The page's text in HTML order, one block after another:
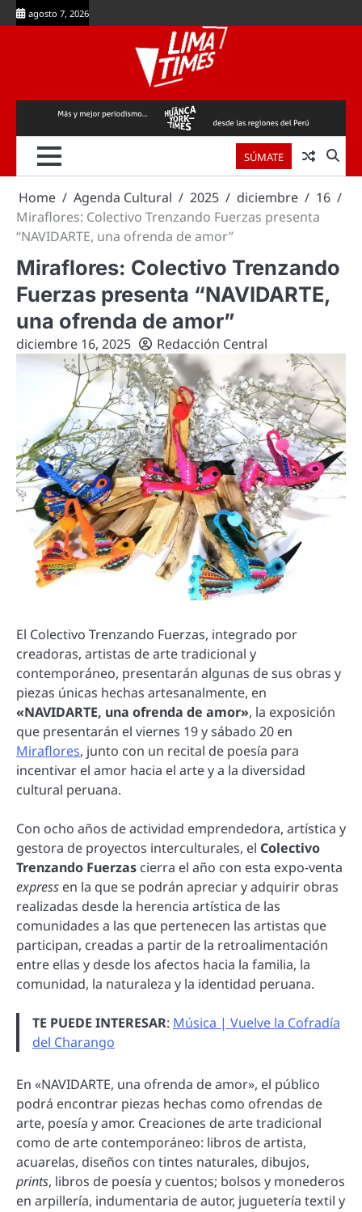
Skip
to
agosto 7, 2026
SÚMATE
Home Agenda Cultural 2025 diciembre
16
Miraflores: Colectivo Trenzando Fuerzas presenta
“NAVIDARTE, una ofrenda de amor”
Miraflores: Colectivo Trenzando
Fuerzas presenta “NAVIDARTE,
una ofrenda de amor”
diciembre 16, 2025 Redacción Central
El Colectivo Trenzando Fuerzas, integrado por
creadoras, artistas de arte tradicional y
contemporáneo, presentarán algunas de sus obras y
piezas únicas hechas artesanalmente, en
«NAVIDARTE, una ofrenda de amor», la exposición
que presentarán el viernes 19 y sábado 20 en
Miraflores, junto con un recital de poesía para
incentivar el amor hacia el arte y a la diversidad
cultural peruana.
Con ocho años de actividad emprendedora, artística y
gestora de proyectos interculturales, el Colectivo
Trenzando Fuerzas cierra el año con esta expo-venta
express en la que se podrán apreciar y adquirir obras
realizadas desde la herencia artística de las
comunidades a las que pertenecen las artistas que
participan, creadas a partir de la retroalimentación
entre ellas y desde los afectos hacia la familia, la
comunidad, la naturaleza y la identidad peruana.
TE PUEDE INTERESAR: Música | Vuelve la Cofradía
del Charango
En «NAVIDARTE, una ofrenda de amor», el público
podrá encontrar piezas hechas como ofrendas de
arte, poesía y amor. Creaciones de arte tradicional
como de arte contemporáneo: libros de artista,
acuarelas, diseños con tintes naturales, dibujos,
prints, libros de poesía y cuentos; bolsos y monederos
en arpillería, indumentaria de autor, juguetería textil y